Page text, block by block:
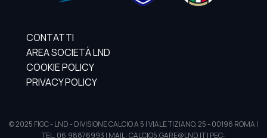
CONTATTI
AREA SOCIETÀ LND
COOKIE POLICY
PRIVACY POLICY
© 2025 FIGC - LND - DIVISIONE CALCIO A 5 | VIALE TIZIANO, 25 - 00196 ROMA |
TEL. 06.98876993 | MAIL: CALCIO5.GARE@LND.IT | PEC: